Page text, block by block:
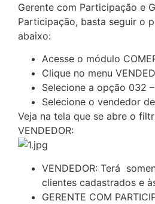
Gerente com Participação e
Participação, basta seguir o
abaixo:
Acesse o módulo
Clique no menu
Selecione a opção 032 –
Selecione o vendedor
Veja na tela que se abre o
VENDEDOR:
VENDEDOR: Terá
clientes cadastrados e
GERENTE COM